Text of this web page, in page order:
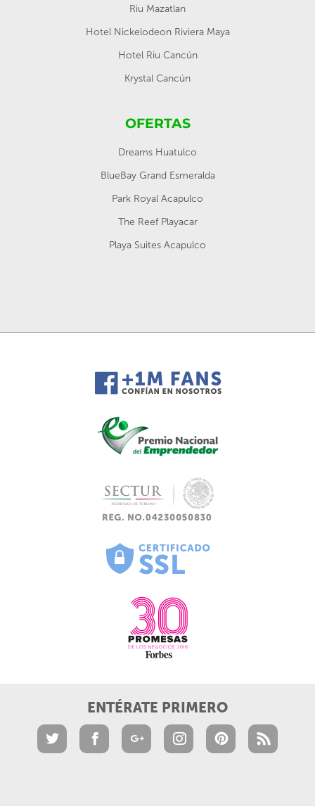
Riu Mazatlan
Hotel Nickelodeon Riviera Maya
Hotel Riu Cancún
Krystal Cancún
OFERTAS
Dreams Huatulco
BlueBay Grand Esmeralda
Park Royal Acapulco
The Reef Playacar
Playa Suites Acapulco
ENTÉRATE PRIMERO